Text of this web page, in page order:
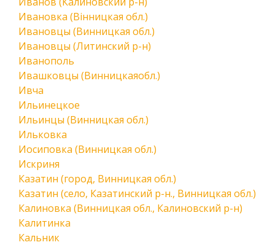
Ивановка (Вінницкая обл.)
Ивановцы (Винницкая обл.)
Ивановцы (Литинский р-н)
Иванополь
Ивашковцы (Винницкаяобл.)
Ивча
Ильинецкое
Ильинцы (Винницкая обл.)
Ильковка
Иосиповка (Винницкая обл.)
Искриня
Казатин (город, Винницкая обл.)
Казатин (село, Казатинский р-н., Винницкая обл.)
Калиновка (Винницкая обл., Калиновский р-н)
Калитинка
Кальник